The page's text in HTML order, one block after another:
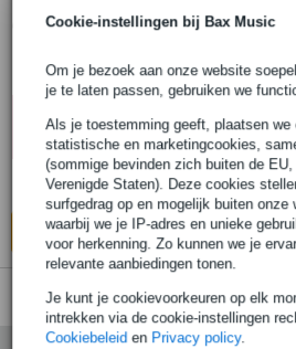
Cookie-instellingen bij Bax Music
Om je bezoek aan onze website
je te laten passen, gebruiken we
Als je toestemming geeft, plaatsen we
statistische en marketingcookies,
(sommige bevinden zich buiten de EU,
Verenigde Staten). Deze cookies
surfgedrag op en mogelijk buiten onze
waarbij we je IP-adres en unieke
voor herkenning. Zo kunnen we je
relevante aanbiedingen tonen.
Je kunt je cookievoorkeuren op elk
intrekken via de cookie-instellingen
Cookiebeleid en Privacy policy.
KORTING MET
CODE: EXTRA10
Showgear
zilver en wit
Adviesprijs € 11,70 €
Op voorraad
Ook in1 winkelop
In mijn